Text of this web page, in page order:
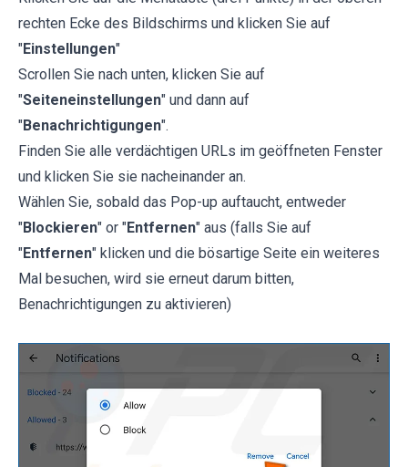
rechten Ecke des Bildschirms und klicken Sie auf
"Einstellungen"
Scrollen Sie nach unten, klicken Sie auf
"Seiteneinstellungen" und dann auf
"Benachrichtigungen".
Finden Sie alle verdächtigen URLs im geöffneten Fenster
und klicken Sie sie nacheinander an.
Wählen Sie, sobald das Pop-up auftaucht, entweder
"Blockieren" or "Entfernen" aus (falls Sie auf
"Entfernen" klicken und die bösartige Seite ein weiteres
Mal besuchen, wird sie erneut darum bitten,
Benachrichtigungen zu aktivieren)